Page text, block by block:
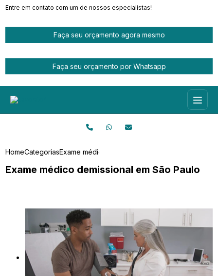
Entre em contato com um de nossos especialistas!
Faça seu orçamento agora mesmo
Faça seu orçamento por Whatsapp
HomeCategoriasExame médico demissional em São Paulo
Exame médico demissional em São Paulo